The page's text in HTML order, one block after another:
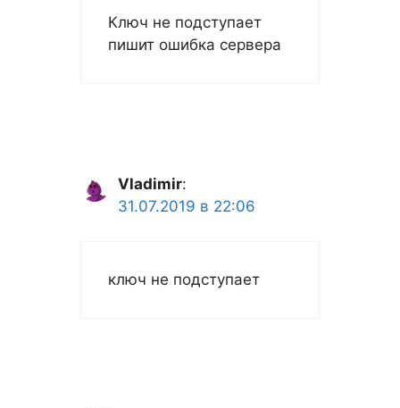
Ключ не подступает
пишит ошибка сервера
Vladimir:
31.07.2019 в 22:06
ключ не подступает